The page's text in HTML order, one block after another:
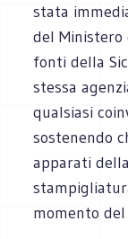
stata
del Ministero
fonti della
stessa
qualsiasi
sostenendo
apparati
momento del